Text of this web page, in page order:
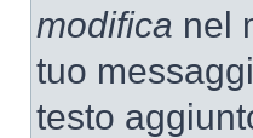
modifica nel
tuo
testo